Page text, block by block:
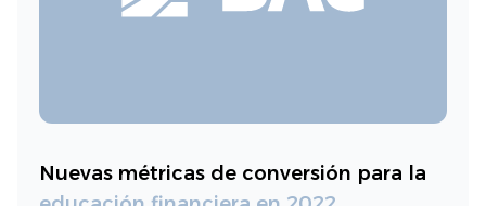
Nuevas métricas de conversión para la